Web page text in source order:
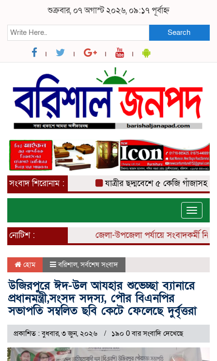
শুক্রবার, ০৭ অগাস্ট ২০২৬, ০৯:১৭ পূর্বাহ্ন
Search
সংবাদ শিরোনাম : যাত্রীর ছদ্মবেশে ৫ কেজি গাঁজাসহ মাদক
Toggle
নোটিশ :
জেলা-উপজেলা পর্যায়ে সংবাদকর্মী নিয়োগ
হোম বরিশাল,সর্বশেষ সংবাদ
উজিরপুরে ঈদ-উল আযহার শুভেচ্ছা ব্যানারে
প্রধানমন্ত্রী,সংসদ সদস্য, পৌর বিএনপির
সভাপতি সম্বলিত ছবি কেটে ফেলেছে দুর্বৃত্তরা
প্রকাশিত : বুধবার, ৩ জুন, ২০২৬ ১৯০ 0 বার সংবাদি দেখেছে